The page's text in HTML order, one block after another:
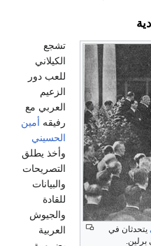
يتحدثان في
تشجع
الكيلاني
للعب دور
الزعيم
العربي مع
رفيقه أمين
الحسيني
وأخذ يطلق
التصريحات
والبيانات
للقادة
والجيوش
العربية